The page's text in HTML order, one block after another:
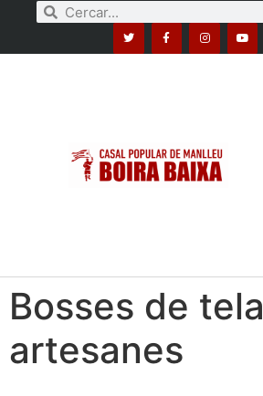
Bosses de tela
artesanes